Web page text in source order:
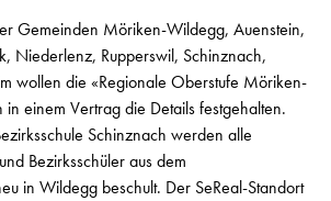
Gemeinden Möriken-Wildegg, Auenstein,
Niederlenz, Rupperswil, Schinznach,
wollen die «Regionale Oberstufe Möriken-
einem Vertrag die Details festgehalten.
Schinznach werden alle
Bezirksschüler aus dem
in Wildegg beschult. Der SeReal-Standort